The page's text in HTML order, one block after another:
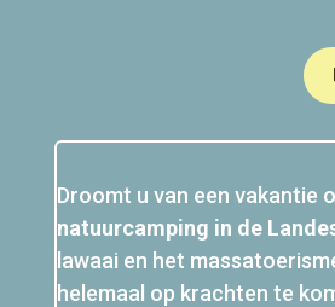
Droomt u van een vakantie
natuurcamping in de
lawaai en het
helemaal op krachten te